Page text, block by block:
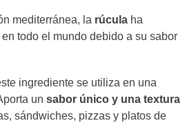
mediterránea, la rúcula ha
todo el mundo debido a su sabor
ingrediente se utiliza en una
un sabor único y una textura
sándwiches, pizzas y platos de